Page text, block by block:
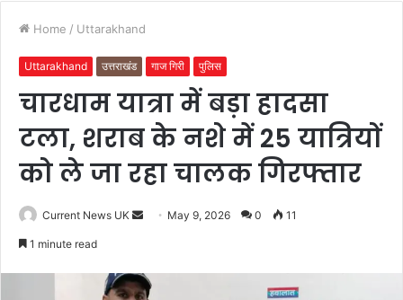
Home / Uttarakhand
Uttarakhand उत्तराखंड गाज गिरी पुलिस
चारधाम यात्रा में बड़ा हादसा
टला, शराब के नशे में 25 यात्रियों
को ले जा रहा चालक गिरफ्तार
Current News UK
d
May 9, 2026 0 11
1 minute read